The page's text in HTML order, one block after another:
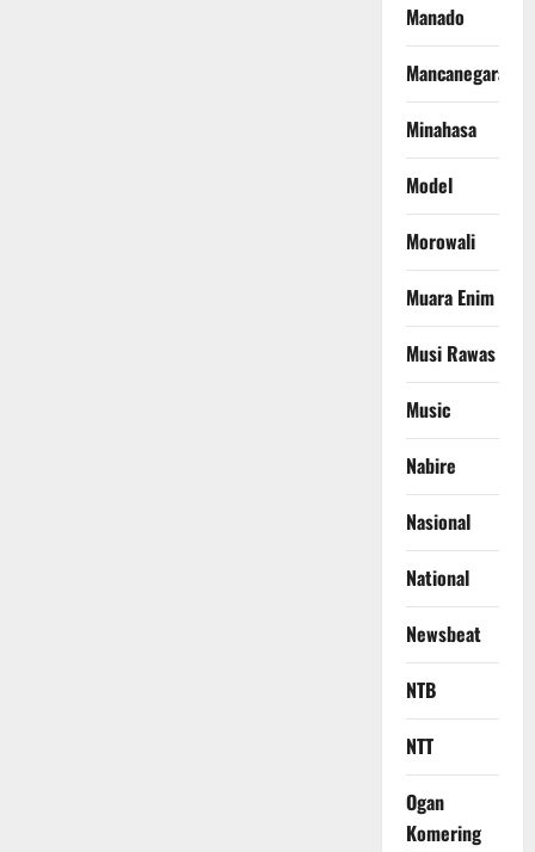
Manado
Mancanegara
Minahasa
Model
Morowali
Muara Enim
Musi Rawas
Music
Nabire
Nasional
National
Newsbeat
NTB
NTT
Ogan
Komering